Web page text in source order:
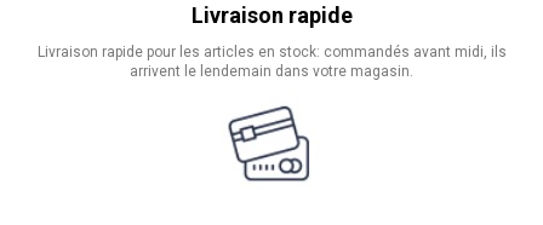
Livraison rapide
Livraison rapide pour les articles en stock: commandés avant midi, ils
arrivent le lendemain dans votre magasin.